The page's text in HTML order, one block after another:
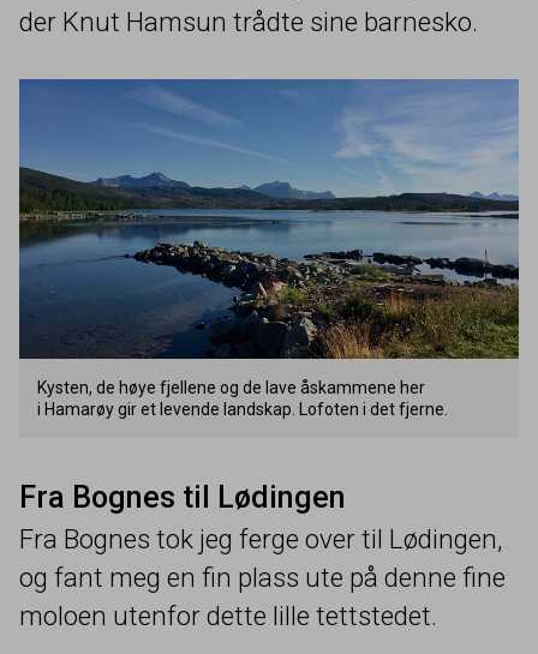
der Knut Hamsun trådte sine barnesko.
Kysten, de høye fjellene og de lave åskammene her
i Hamarøy gir et levende landskap. Lofoten i det fjerne.
Fra Bognes til Lødingen
Fra Bognes tok jeg ferge over til Lødingen,
og fant meg en fin plass ute på denne fine
moloen utenfor dette lille tettstedet.